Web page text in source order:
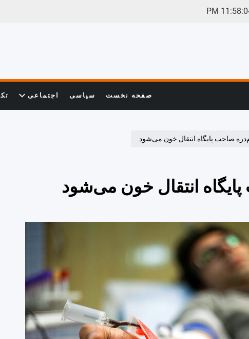
11 :58:
PM
صفحه نخست سیاسی اجتماعی
صاحب پایگاه انتقال خون می‌شود
انتقال خون می‌شود